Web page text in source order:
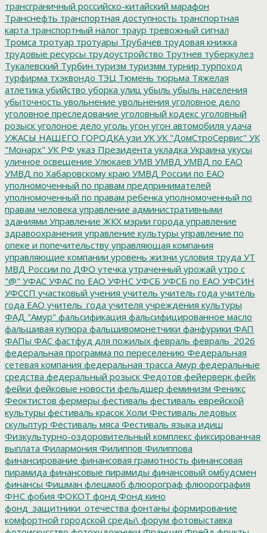
трансграничный российско-китайский марафон
Транснефть транспортная доступность транспортная
карта транспортный налог траур тревожный сигнал
Тромса тротуар тротуары Трубачев трудовая книжка
трудовые ресурсы трудоустройство Трутнев туберкулез
Тукалевский Турбин туризм туризмм турнир турпоход
турфирма тхэквондо ТЭЦ Тюмень тюрьма Тяжелая
атлетика убийство уборка улиц убыль убыль населения
убыточность увольнение увольнения уголовное дело
уголовное преследование уголовный кодекс уголовный
розыск уголоное дело уголь угон угон автомобиля удача
УЖАСЫ НАШЕГО ГОРОДКА узи УК УК "ДомСтроСервис" УК
"Монарх" УК РФ указ Президента укладка Украина укусы
уличное освещение Улюкаев УМВ УМВД УМВД по ЕАО
УМВД по Хабаровскому краю УМВД России по ЕАО
уполномоченный по правам предпринимателей
уполномоченный по правам ребенка уполномоченный по
правам человека управление административными
зданиями Управление ЖКХ мэрии города управление
здравоохранения управление культуры управление по
опеке и попечительству управляющая компания
управляющие компании уровень жизни условия труда УТ
МВД России по ДФО утечка утраченный урожай утро с
"@" УФАС УФАС по ЕАО УФНС УФСБ УФСБ по ЕАО УФСИН
УФССП участковый учения учитель учитель года учитель
года ЕАО учитель_года учителя учреждения культуры
ФАД "Амур" фальсификация фальсифицированное масло
фальшивая купюра фальшивомонетчики фанфурики ФАП
ФАПы ФАС фастфуд для пожилых февраль февраль_2026
федеральная программа по переселению Федеральная
сетевая компания федеральная трасса Амур федеральные
средства федеральный розыск Федотов фейерверк фейк
фейки фейковые новости фельдшер феминизм Феникс
Феоктистов фермеры фестиваль фестиваль еврейской
культуры фестиваль красок Холи Фестиваль ледовых
скульптур Фестиваль мяса Фестиваль языка идиш
Физкультурно-оздоровительный комплекс фиксированная
выплата Филармония Филиппов Филиппова
финансирование финансовая грамотность финансовая
пирамида финансовые пирамиды финансовый омбудсмен
финансы Фишман флешмоб флюорограф флюорография
ФНС фобия ФОКОТ фонд Фонд кино
фонд_защитники_отечества фонтаны формирование
комфортной городской среды\ форум фотовыставка